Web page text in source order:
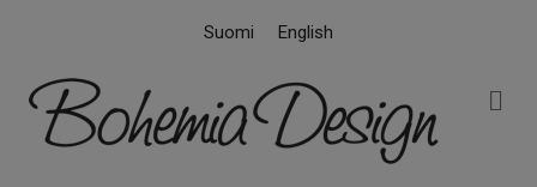
Suomi English